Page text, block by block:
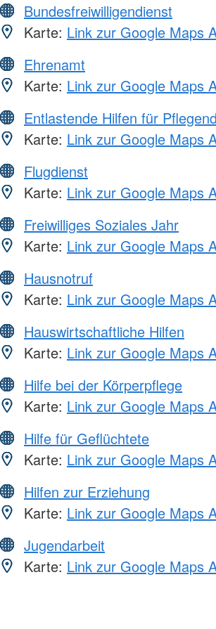
Bundesfreiwilligendienst
Karte: Link zur Google Maps
Ehrenamt
Karte: Link zur Google Maps
Entlastende Hilfen für
Karte: Link zur Google Maps
Flugdienst
Karte: Link zur Google Maps
Freiwilliges Soziales Jahr
Karte: Link zur Google Maps
Hausnotruf
Karte: Link zur Google Maps
Hauswirtschaftliche Hilfen
Karte: Link zur Google Maps
Hilfe bei der Körperpflege
Karte: Link zur Google Maps
Hilfe für Geflüchtete
Karte: Link zur Google Maps
Hilfen zur Erziehung
Karte: Link zur Google Maps
Jugendarbeit
Karte: Link zur Google Maps